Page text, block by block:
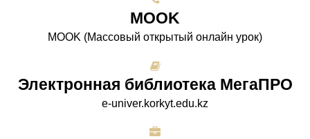
МООK
МООK (Массовый открытый онлайн урок)
Электронная библиотека МегаПРО
e-univer.korkyt.edu.kz